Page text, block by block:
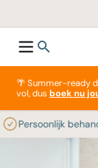
🌴 Summer-ready
vol, dus boek nu
Persoonlijk